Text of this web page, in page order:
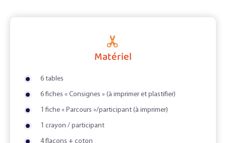
Matériel
6 tables
6 fiches « Consignes » (à imprimer et plastifier)
1 fiche « Parcours »/participant (à imprimer)
1 crayon / participant
4 flacons + coton